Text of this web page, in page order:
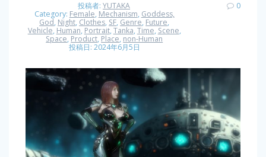
投稿者: YUTAKA
Category: Female, Mechanism, Goddess,
God, Night, Clothes, SF, Genre, Future,
Vehicle, Human, Portrait, Tanka, Time, Scene,
Space, Product, Place, non-Human
投稿日: 2024年6月5日
0